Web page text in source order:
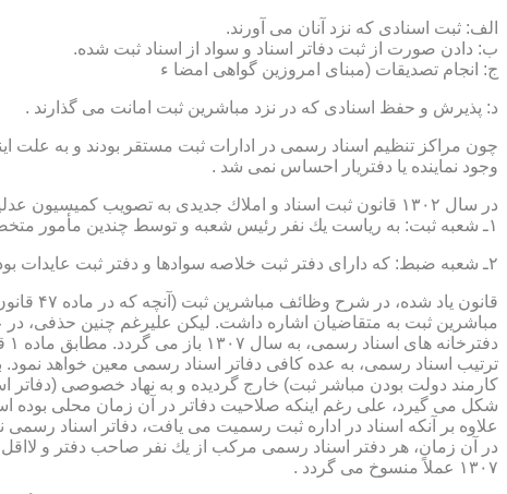
الف: ثبت اسنادی كه نزد آنان می آورند.
ب: دادن صورت از ثبت دفاتر اسناد و سواد از اسناد ثبت شده.
ج: انجام تصدیقات (مبنای امروزین گواهی امضا ء
د: پذیرش و حفظ اسنادی كه در نزد مباشرین ثبت امانت می گذارند .
چون مراكز تنظیم اسناد رسمی در ادارات ثبت مستقر بودند و به علت
وجود نماینده یا دفتریار احساس نمی شد .
در سال ۱۳۰۲ قانون ثبت اسناد و املاك جدیدی به تصویب كمیسیون عدلیه مجلس شورای ملی رسید كه مطابق ماده ۵ قانون یاد شده، هر دایره ثبت اسناد، از دو قسمت زیر تشكیل می شد.
۱ـ شعبه ثبت: به ریاست یك نفر رئیس شعبه و توسط چندین مأمور متخصص (بنام مباشرین ثبت) اداره می شد
۲ـ شعبه ضبط: كه دارای دفتر ثبت خلاصه سوادها و دفتر ثبت عایدات بود و توسط سایر كارمندان (اجزاء) اداره ثبت تصدی می شد .
قانون
مباشرین ثبت به متقاضیان اشاره داشت. لیكن علیرغم چنین حذفی،
ترتیب اسناد رسمی، به عده كافی دفاتر اسناد رسمی معین خواهد
كارمند دولت بودن مباشر ثبت) خارج گردیده و به نهاد خصوصی
علاوه بر آنكه اسناد در اداره ثبت رسمیت می یافت، دفاتر اسناد
۱۳۰۷ عملاً منسوخ می گردد .